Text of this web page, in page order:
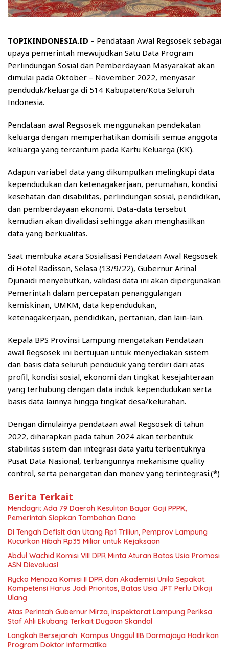
TOPIKINDONESIA.ID – Pendataan Awal Regsosek sebagai
upaya pemerintah mewujudkan Satu Data Program
Perlindungan Sosial dan Pemberdayaan Masyarakat akan
dimulai pada Oktober – November 2022, menyasar
penduduk/keluarga di 514 Kabupaten/Kota Seluruh
Indonesia.
Pendataan awal Regsosek menggunakan pendekatan
keluarga dengan memperhatikan domisili semua anggota
keluarga yang tercantum pada Kartu Keluarga (KK).
Adapun variabel data yang dikumpulkan melingkupi data
kependudukan dan ketenagakerjaan, perumahan, kondisi
kesehatan dan disabilitas, perlindungan sosial, pendidikan,
dan pemberdayaan ekonomi. Data-data tersebut
kemudian akan divalidasi sehingga akan menghasilkan
data yang berkualitas.
Saat membuka acara Sosialisasi Pendataan Awal Regsosek
di Hotel Radisson, Selasa (13/9/22), Gubernur Arinal
Djunaidi menyebutkan, validasi data ini akan dipergunakan
Pemerintah dalam percepatan penanggulangan
kemiskinan, UMKM, data kependudukan,
ketenagakerjaan, pendidikan, pertanian, dan lain-lain.
Kepala BPS Provinsi Lampung mengatakan Pendataan
awal Regsosek ini bertujuan untuk menyediakan sistem
dan basis data seluruh penduduk yang terdiri dari atas
profil, kondisi sosial, ekonomi dan tingkat kesejahteraan
yang terhubung dengan data induk kependudukan serta
basis data lainnya hingga tingkat desa/kelurahan.
Dengan dimulainya pendataan awal Regsosek di tahun
2022, diharapkan pada tahun 2024 akan terbentuk
stabilitas sistem dan integrasi data yaitu terbentuknya
Pusat Data Nasional, terbangunnya mekanisme quality
control, serta penargetan dan monev yang terintegrasi.(*)
Berita Terkait
Mendagri: Ada 79 Daerah Kesulitan Bayar Gaji PPPK,
Pemerintah Siapkan Tambahan Dana
Di Tengah Defisit dan Utang Rp1 Triliun, Pemprov Lampung
Kucurkan Hibah Rp35 Miliar untuk Kejaksaan
Abdul Wachid Komisi VIII DPR Minta Aturan Batas Usia Promosi
ASN Dievaluasi
Rycko Menoza Komisi II DPR dan Akademisi Unila Sepakat:
Kompetensi Harus Jadi Prioritas, Batas Usia JPT Perlu Dikaji
Ulang
Atas Perintah Gubernur Mirza, Inspektorat Lampung Periksa
Staf Ahli Ekubang Terkait Dugaan Skandal
Langkah Bersejarah: Kampus Unggul IIB Darmajaya Hadirkan
Program Doktor Informatika